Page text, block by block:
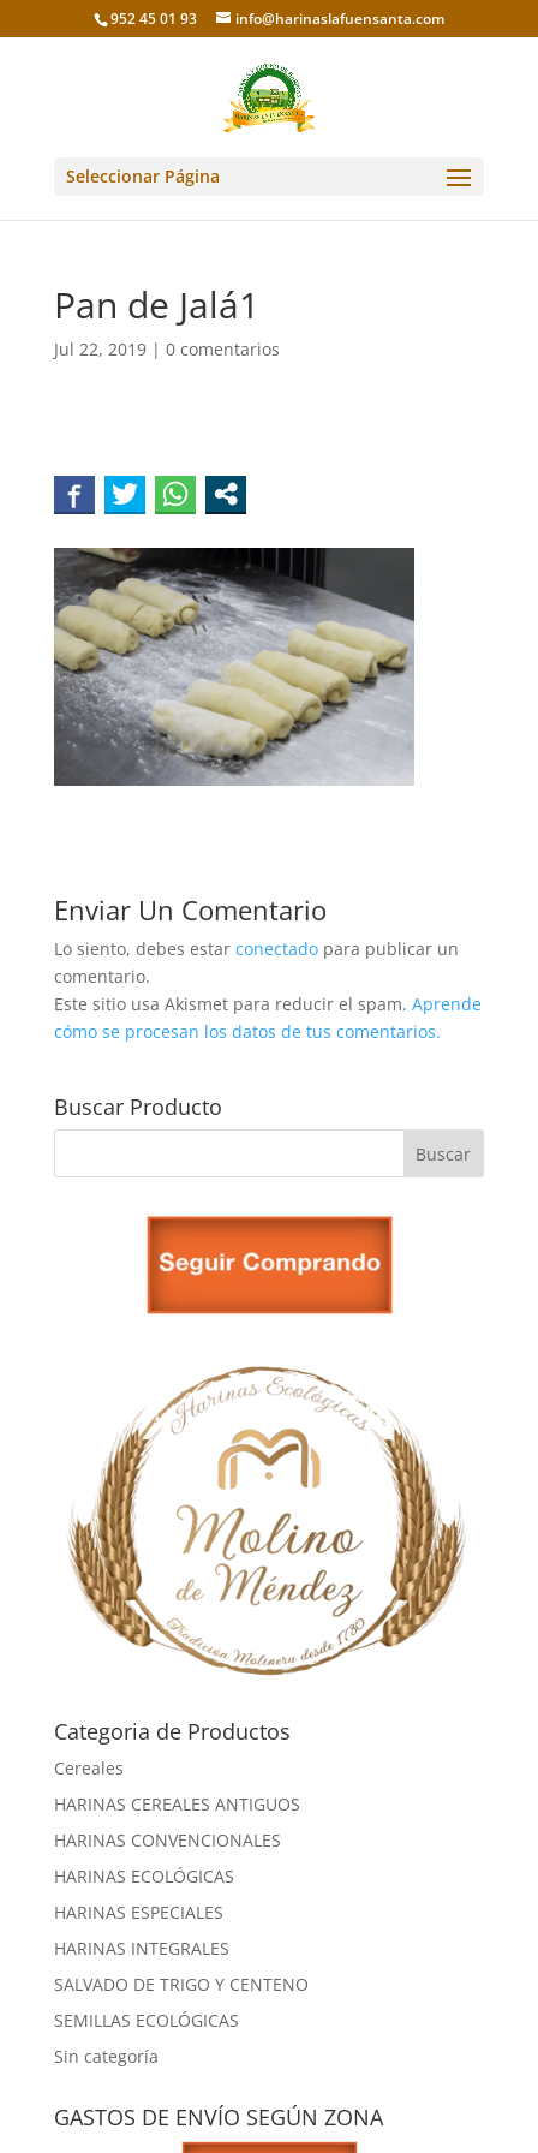
952 45 01 93 info@harinaslafuensanta.com
Seleccionar Página
Pan de Jalá1
Jul 22, 2019| 0 comentarios
Enviar Un Comentario
Lo siento, debes estar conectadopara publicar un
comentario.
Este sitio usa Akismet para reducir el spam. Aprende
cómo se procesan los datos de tus comentarios.
Buscar Producto
Categoria de Productos
Cereales
HARINAS CEREALES ANTIGUOS
HARINAS CONVENCIONALES
HARINAS ECOLÓGICAS
HARINAS ESPECIALES
HARINAS INTEGRALES
SALVADO DE TRIGO Y CENTENO
SEMILLAS ECOLÓGICAS
Sin categoría
GASTOS DE ENVÍO SEGÚN ZONA